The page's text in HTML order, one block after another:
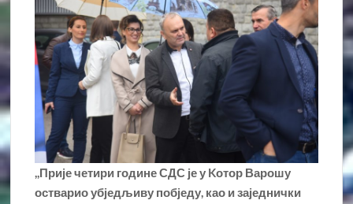
,,Прије четири године СДС је у Kотор Варошу
остварио убједљиву побједу, као и заједнички